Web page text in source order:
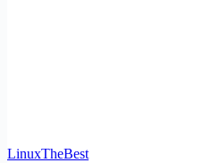
LinuxTheBest